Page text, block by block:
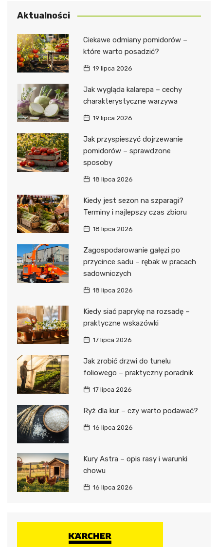
Aktualności
Ciekawe odmiany pomidorów –
które warto posadzić?
19 lipca 2026
Jak wygląda kalarepa – cechy
charakterystyczne warzywa
19 lipca 2026
Jak przyspieszyć dojrzewanie
pomidorów – sprawdzone
sposoby
18 lipca 2026
Kiedy jest sezon na szparagi?
Terminy i najlepszy czas zbioru
18 lipca 2026
Zagospodarowanie gałęzi po
przycince sadu – rębak w pracach
sadowniczych
18 lipca 2026
Kiedy siać paprykę na rozsadę –
praktyczne wskazówki
17 lipca 2026
Jak zrobić drzwi do tunelu
foliowego – praktyczny poradnik
17 lipca 2026
Ryż dla kur – czy warto podawać?
16 lipca 2026
Kury Astra – opis rasy i warunki
chowu
16 lipca 2026